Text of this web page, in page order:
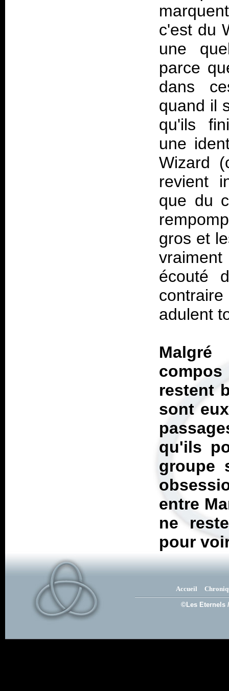
c'est du
une
parce
dans
quand il
qu'ils
une
Wizard
revient
que du
gros et
écouté
adulent
restent
sont
qu'ils
groupe
entre
ne
pour
Accueil
©Les Eternels